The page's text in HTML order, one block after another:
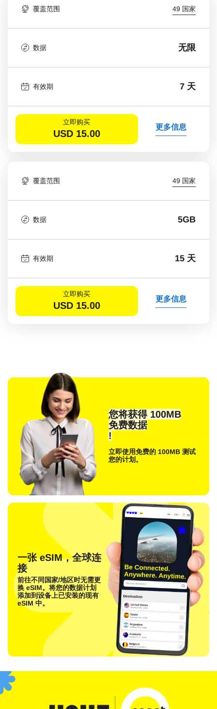
覆盖范围 49 国家
数据 无限
有效期 7 天
立即购买
USD 15.00
更多信息
覆盖范围 49 国家
数据 5GB
有效期 15 天
立即购买
USD 15.00
更多信息
您将获得 100MB
免费数据
!
立即使用免费的 100MB 测试
您的计划。
一张 eSIM，全球连
接
前往不同国家/地区时无需更
换 eSIM。将您的数据计划
添加到设备上已安装的现有
eSIM 中。